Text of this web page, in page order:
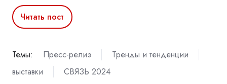
Читать пост
Темы: Пресс-релиз
Тренды и тенденции
выставки
СВЯЗЬ 2024